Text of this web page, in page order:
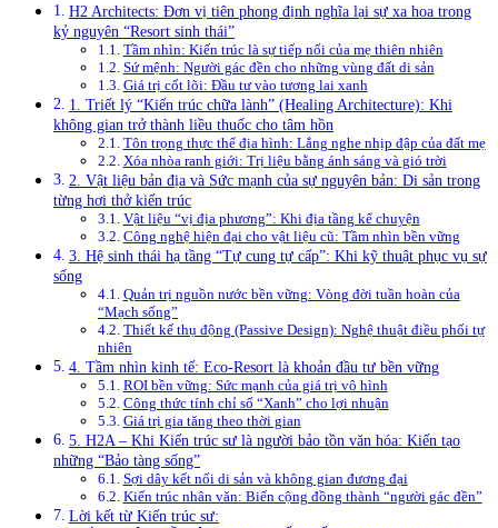
H2 Architects: Đơn vị tiên phong định nghĩa lại sự xa hoa trong
kỷ nguyên “Resort sinh thái”
Tầm nhìn: Kiến trúc là sự tiếp nối của mẹ thiên nhiên
Sứ mệnh: Người gác đền cho những vùng đất di sản
Giá trị cốt lõi: Đầu tư vào tương lai xanh
1. Triết lý “Kiến trúc chữa lành” (Healing Architecture): Khi
không gian trở thành liều thuốc cho tâm hồn
Tôn trọng thực thể địa hình: Lắng nghe nhịp đập của đất mẹ
Xóa nhòa ranh giới: Trị liệu bằng ánh sáng và gió trời
2. Vật liệu bản địa và Sức mạnh của sự nguyên bản: Di sản trong
từng hơi thở kiến trúc
Vật liệu “vị địa phương”: Khi địa tầng kể chuyện
Công nghệ hiện đại cho vật liệu cũ: Tầm nhìn bền vững
3. Hệ sinh thái hạ tầng “Tự cung tự cấp”: Khi kỹ thuật phục vụ sự
sống
Quản trị nguồn nước bền vững: Vòng đời tuần hoàn của
“Mạch sống”
Thiết kế thụ động (Passive Design): Nghệ thuật điều phối tự
nhiên
4. Tầm nhìn kinh tế: Eco-Resort là khoản đầu tư bền vững
ROI bền vững: Sức mạnh của giá trị vô hình
Công thức tính chỉ số “Xanh” cho lợi nhuận
Giá trị gia tăng theo thời gian
5. H2A – Khi Kiến trúc sư là người bảo tồn văn hóa: Kiến tạo
những “Bảo tàng sống”
Sợi dây kết nối di sản và không gian đương đại
Kiến trúc nhân văn: Biến cộng đồng thành “người gác đền”
Lời kết từ Kiến trúc sư: